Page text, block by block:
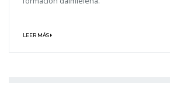
LEER MÁS